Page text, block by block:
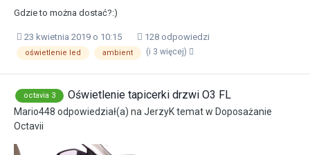
Gdzie to można dostać?:)
23 kwietnia 2019 o 10:15 128 odpowiedzi
oświetlenie led ambient (i 3 więcej)
octavia 3 Oświetlenie tapicerki drzwi O3 FL
Mario448 odpowiedział(a) na JerzyKtemat w Doposażanie
Octavii